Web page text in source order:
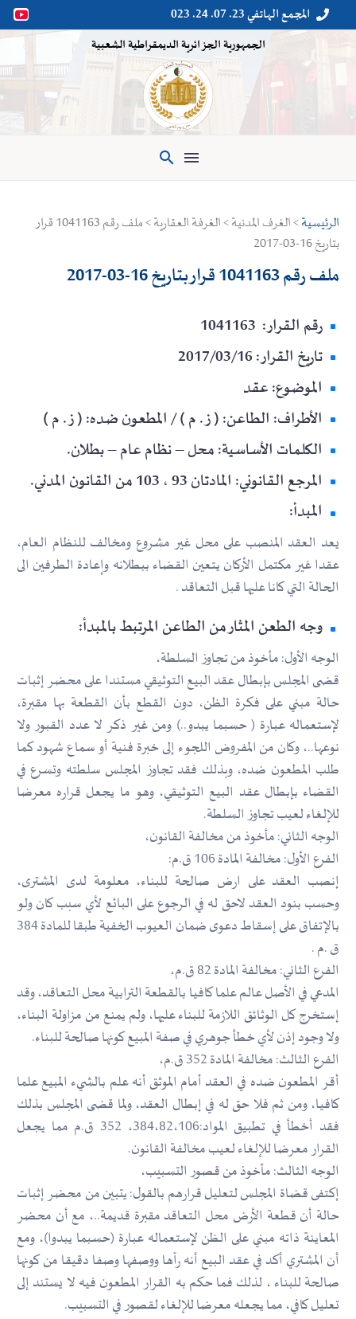

 المجمع الهاتفي 23. 07. 24. 023
الجمهورية الجزائرية الديمقراطية الشعبية

الرئيسية
> الغرف المدنية > الغرفة العقارية > ملف رقم 1041163 قرار
بتاريخ 16-03-2017
ملف رقم 1041163 قرار بتاريخ 16-03-2017
رقم القرار: 1041163
تاريخ القرار: 2017/03/16
الموضوع: عقد
الأطراف: الطاعن: ( ز . م ) / المطعون ضده: ( ز . م )
الكلمات الأساسية: محل – نظام عام – بطلان.
المرجع القانوني: المادتان 93 ، 103 من القانون المدني.
المبدأ:
يعد العقد المنصب على محل غير مشروع ومخالف للنظام العام،
عقدا غير مكتمل الأركان يتعين القضاء ببطلانه وإعادة الطرفين الى
الحالة التي كانا عليها قبل التعاقد .
وجه الطعن المثار من الطاعن المرتبط بالمبدأ:
الوجه الأول: مأخوذ من تجاوز السلطة،
قضى المجلس بإبطال عقد البيع التوثيقي مستندا على محضر إثبات
حالة مبني على فكرة الظن، دون القطع بأن القطعة بها مقبرة،
لإستعماله عبارة ( حسبما يبدو..) ومن غير ذكر لا عدد القبور ولا
نوعها..، وكان من المفروض اللجوء إلى خبرة فنية أو سماع شهود كما
طلب المطعون ضده، وبذلك فقد تجاوز المجلس سلطته وتسرع في
القضاء بإبطال عقد البيع التوثيقي، وهو ما يجعل قراره معرضا
للإلغاء لعيب تجاوز السلطة.
الوجه الثاني: مأخوذ من مخالفة القانون،
الفرع الأول: مخالفة المادة 106 ق.م:
إنصب العقد على ارض صالحة للبناء، معلومة لدى المشترى،
وحسب بنود العقد لاحق له في الرجوع على البائع لأي سبب كان ولو
بالإتفاق على إسقاط دعوى ضمان العيوب الخفية طبقا للمادة 384
ق .م .
الفرع الثاني: مخالفة المادة 82 ق.م،
المدعي في الأصل عالم علما كافيا بالقطعة الترابية محل التعاقد، وقد
إستخرج كل الوثائق اللازمة للبناء عليها، ولم يمنع من مزاولة البناء،
ولا وجود إذن لأي خطأ جوهري في صفة المبيع كونها صالحة للبناء.
الفرع الثالث: مخالفة المادة 352 ق.م،
أقر المطعون ضده في العقد أمام الموثق أنه علم بالشيء المبيع علما
كافيا، ومن ثم فلا حق له في إبطال العقد، ولما قضى المجلس بذلك
فقد أخطأ في تطبيق المواد:384،82،106، 352 ق.م مما يجعل
القرار معرضا للإلغاء لعيب مخالفة القانون.
الوجه الثالث: مأخوذ من قصور التسبيب،
إكتفى قضاة المجلس لتعليل قرارهم بالقول: يتبين من محضر إثبات
حالة أن قطعة الأرض محل التعاقد مقبرة قديمة..، مع أن محضر
المعاينة ذاته مبني على الظن لإستعماله عبارة (حسبما يبدوا)، ومع
أن المشتري أكد في عقد البيع أنه رآها ووصفها وصفا دقيقا من كونها
صالحة للبناء ، لذلك فما حكم به القرار المطعون فيه لا يستند إلى
تعليل كافي، مما يجعله معرضا للإلغاء لقصور في التسبيب.